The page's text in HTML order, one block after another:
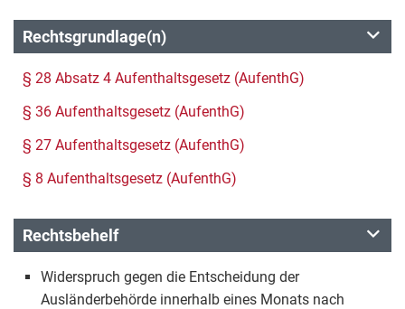
Rechtsgrundlage(n)
§ 28 Absatz 4 Aufenthaltsgesetz (AufenthG)
§ 36 Aufenthaltsgesetz (AufenthG)
§ 27 Aufenthaltsgesetz (AufenthG)
§ 8 Aufenthaltsgesetz (AufenthG)
Rechtsbehelf
Widerspruch gegen die Entscheidung der
Ausländerbehörde innerhalb eines Monats nach